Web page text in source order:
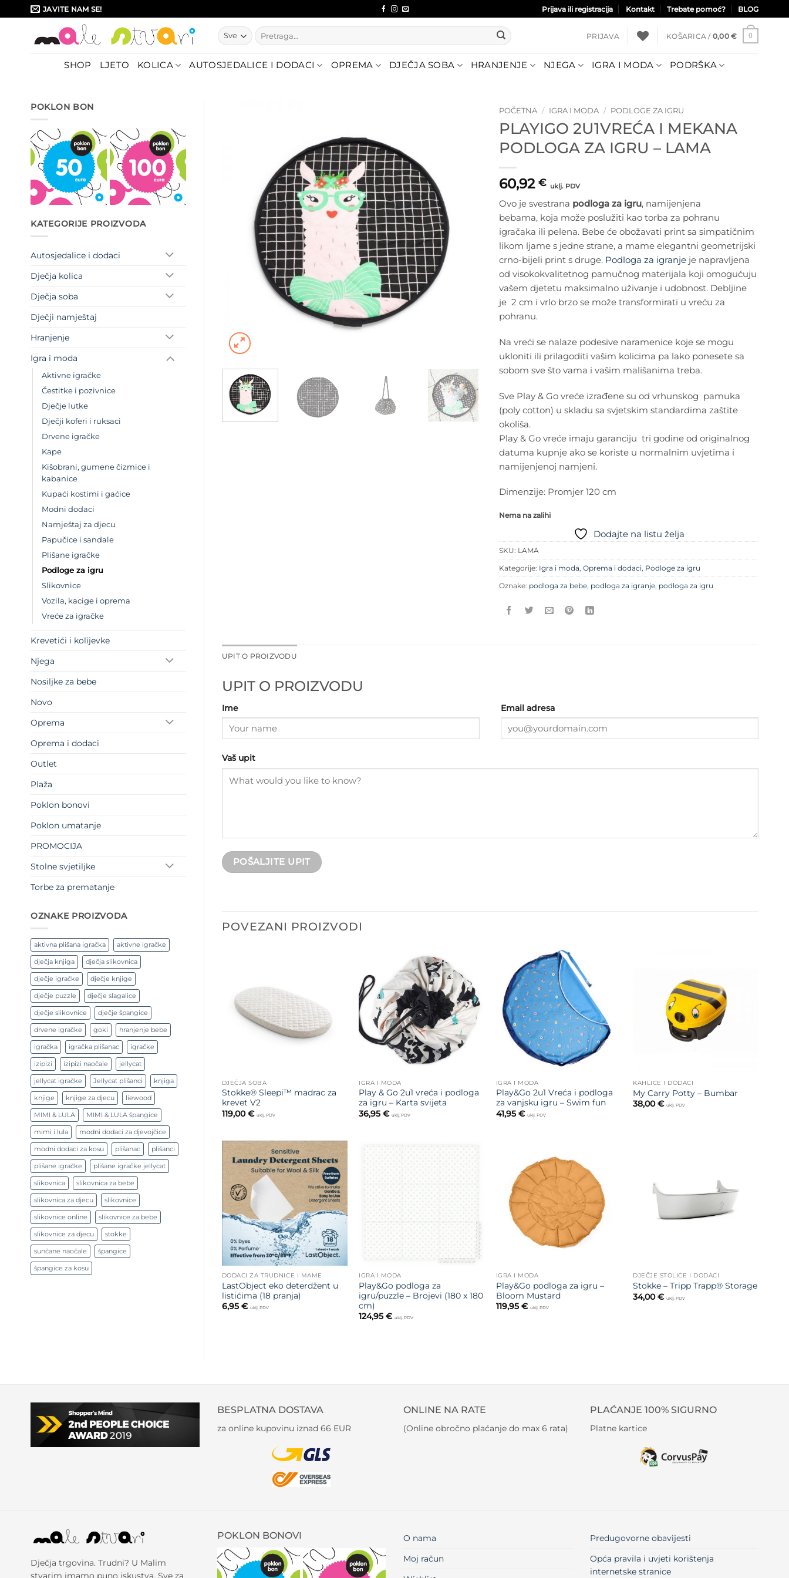
to
JAVITE NAM SE! Prijava ili registracija Kontakt Trebate pomoć? BLOG
Pretraži:
PRIJAVA KOŠARICA / 0,00 € 0
SHOP LJETO KOLICA AUTOSJEDALICE I DODACI OPREMA DJEČJA SOBA HRANJENJE NJEGA IGRA I MODA PODRŠKA
POKLON BON
KATEGORIJE PROIZVODA
Autosjedalice i dodaci
Dječja kolica
Dječja soba
Dječji namještaj
Hranjenje
Igra i moda
Aktivne igračke
Čestitke i pozivnice
Dječje lutke
Dječji koferi i ruksaci
Drvene igračke
Kape
Kišobrani, gumene čizmice i
kabanice
Kupaći kostimi i gaćice
Modni dodaci
Namještaj za djecu
Papučice i sandale
Plišane igračke
Podloge za igru
Slikovnice
Vozila, kacige i oprema
Vreće za igračke
Krevetići i kolijevke
Njega
Nosiljke za bebe
Novo
Oprema
Oprema i dodaci
Outlet
Plaža
Poklon bonovi
Poklon umatanje
PROMOCIJA
Stolne svjetiljke
Torbe za prematanje
OZNAKE PROIZVODA
aktivna plišana igračka aktivne igračke
dječja knjiga dječja slikovnica
dječje igračke dječje knjige
dječje puzzle dječje slagalice
dječje slikovnice dječje špangice
drvene igračke goki hranjenje bebe
igračka igračka plišanac igračke
izipizi izipizi naočale jellycat
jellycat igračke Jellycat plišanci knjiga
knjige knjige za djecu liewood
MIMI & LULA MIMI & LULA špangice
mimi i lula modni dodaci za djevojčice
modni dodaci za kosu plišanac plišanci
plišane igračke plišane igračke jellycat
slikovnica slikovnica za bebe
slikovnica za djecu slikovnice
slikovnice online slikovnice za bebe
slikovnice za djecu stokke
sunčane naočale špangice
špangice za kosu
POČETNA / IGRA I MODA / PODLOGE ZA IGRU
PLAYIGO 2U1VREĆA I MEKANA
PODLOGA ZA IGRU – LAMA
60,92 € uklj. PDV
Ovo je svestrana podloga za igru, namijenjena
bebama, koja može poslužiti kao torba za pohranu
igračaka ili pelena. Bebe će obožavati print sa simpatičnim
likom ljame s jedne strane, a mame elegantni geometrijski
crno-bijeli print s druge. Podloga za igranje je napravljena
od visokokvalitetnog pamučnog materijala koji omogućuju
vašem djetetu maksimalno uživanje i udobnost. Debljine
je 2 cm i vrlo brzo se može transformirati u vreću za
pohranu.
Na vreći se nalaze podesive naramenice koje se mogu
ukloniti ili prilagoditi vašim kolicima pa lako ponesete sa
sobom sve što vama i vašim mališanima treba.
Sve Play & Go vreće izrađene su od vrhunskog pamuka
(poly cotton) u skladu sa svjetskim standardima zaštite
okoliša.
Play & Go vreće imaju garanciju tri godine od originalnog
datuma kupnje ako se koriste u normalnim uvjetima i
namijenjenoj namjeni.
Dimenzije: Promjer 120 cm
Nema na zalihi
Dodajte na listu želja
SKU: LAMA
Kategorije: Igra i moda, Oprema i dodaci, Podloge za igru
Oznake: podloga za bebe, podloga za igranje, podloga za igru
UPIT O PROIZVODU
UPIT O PROIZVODU
Ime Email adresa
Vaš upit
POVEZANI PROIZVODI
DJEČJA SOBA
Stokke® Sleepi™ madrac za
krevet V2
119,00€ uklj. PDV
Dodajte
na listu
želja
IGRA I MODA
Play & Go 2u1 vreća i podloga
za igru – Karta svijeta
36,95€ uklj. PDV
Dodajte
na listu
IGRA I MODA
Play&Go 2u1 Vreća i podloga
za vanjsku igru – Swim fun
41,95 € uklj. PDV
KAHLICE I DODACI
My Carry Potty – Bumbar
38,00€ uklj. PDV
Dodajte
na listu
želja
DODACI ZA TRUDNICE I MAME
LastObject eko deterdžent u
listićima (18 pranja)
6,95 € uklj. PDV
Dodajte
na listu
IGRA I MODA
Play&Go podloga za
igru/puzzle – Brojevi (180 x 180
cm)
124,95€ uklj. PDV
Dodajte
na listu
želja
IGRA I MODA
Play&Go podloga za igru –
Bloom Mustard
119,95 € uklj. PDV
želja
DJEČJE STOLICE I DODACI
Stokke – Tripp Trapp® Storage
34,00€ uklj. PDV
BESPLATNA DOSTAVA
za online kupovinu iznad 66 EUR
ONLINE NA RATE
(Online obročno plaćanje do max 6 rata)
PLAĆANJE 100% SIGURNO
Platne kartice
Dječja trgovina. Trudni? U Malim
POKLON BONOVI
O nama
Moj račun
Predugovorne obavijesti
Opća pravila i uvjeti korištenja
internetske stranice